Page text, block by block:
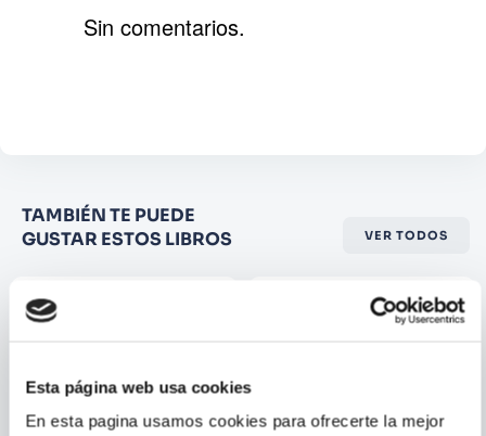
Esta página web usa cookies
En esta pagina usamos cookies para ofrecerte la mejor
segunda parte del libro más esperado del
Califique el producto de 1 a 5
estrellas
Correo electrónico
Sin comentarios.
TAMBIÉN TE PUEDE
GUSTAR ESTOS LIBROS
VER TODOS